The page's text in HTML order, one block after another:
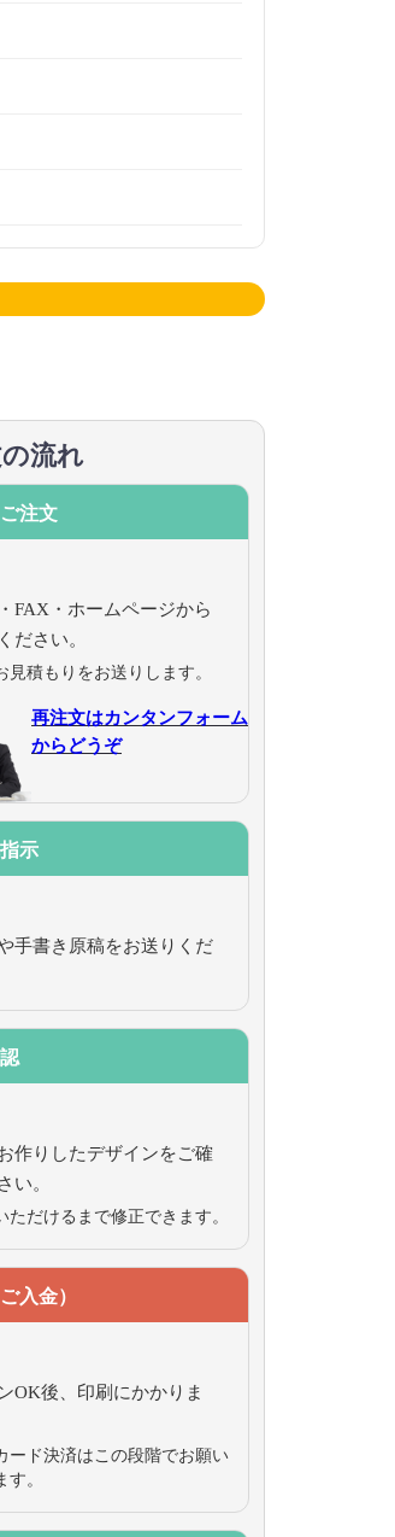
流れ
注文
FAX・ホームページから
ださい。
見積もりをお送りします。
再注文はカンタンフォーム
からどうぞ
示
手書き原稿をお送りくだ
作りしたデザインをご確
い。
ただけるまで修正できます。
入金）
OK後、印刷にかかりま
ード決済はこの段階でお願い
す。